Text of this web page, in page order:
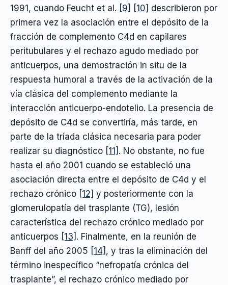
1991, cuando Feucht et al. [9] [10] describieron por
primera vez la asociación entre el depósito de la
fracción de complemento C4d en capilares
peritubulares y el rechazo agudo mediado por
anticuerpos, una demostración in situ de la
respuesta humoral a través de la activación de la
vía clásica del complemento mediante la
interacción anticuerpo-endotelio. La presencia de
depósito de C4d se convertiría, más tarde, en
parte de la tríada clásica necesaria para poder
realizar su diagnóstico [11] . No obstante, no fue
hasta el año 2001 cuando se estableció una
asociación directa entre el depósito de C4d y el
rechazo crónico [12] y posteriormente con la
glomerulopatía del trasplante (TG), lesión
característica del rechazo crónico mediado por
anticuerpos [13] . Finalmente, en la reunión de
Banff del año 2005 [14] , y tras la eliminación del
término inespecífico “nefropatía crónica del
trasplante”, el rechazo crónico mediado por